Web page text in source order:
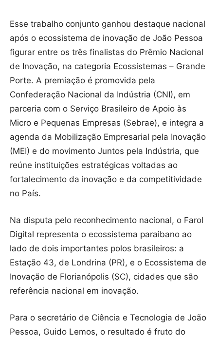
Esse trabalho conjunto ganhou destaque nacional
após o ecossistema de inovação de João Pessoa
figurar entre os três finalistas do Prêmio Nacional
de Inovação, na categoria Ecossistemas – Grande
Porte. A premiação é promovida pela
Confederação Nacional da Indústria (CNI), em
parceria com o Serviço Brasileiro de Apoio às
Micro e Pequenas Empresas (Sebrae), e integra a
agenda da Mobilização Empresarial pela Inovação
(MEI) e do movimento Juntos pela Indústria, que
reúne instituições estratégicas voltadas ao
fortalecimento da inovação e da competitividade
no País.
Na disputa pelo reconhecimento nacional, o Farol
Digital representa o ecossistema paraibano ao
lado de dois importantes polos brasileiros: a
Estação 43, de Londrina (PR), e o Ecossistema de
Inovação de Florianópolis (SC), cidades que são
referência nacional em inovação.
Para o secretário de Ciência e Tecnologia de João
Pessoa, Guido Lemos, o resultado é fruto do